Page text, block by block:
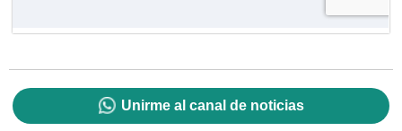
Unirme al canal de noticias